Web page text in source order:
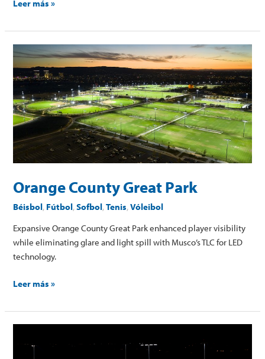
Leer más »
Orange County Great Park
Béisbol, Fútbol,Sofbol,Tenis,Vóleibol
Expansive Orange County Great Park enhanced player visibility
while eliminating glare and light spill with Musco’s TLC for LED
technology.
Orange
County
Great
Park
Leer más »
High